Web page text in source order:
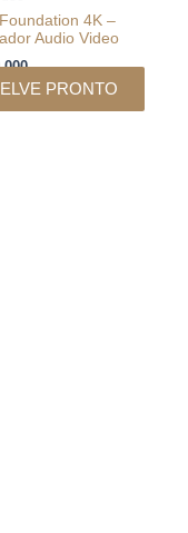
4K –
Audio Video
PRONTO